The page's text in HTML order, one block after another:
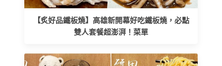
【炙好品鐵板燒】高雄新開幕好吃鐵板燒，必點
雙人套餐超澎湃！菜單